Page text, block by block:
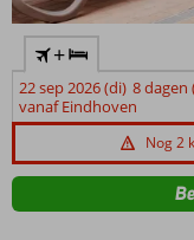
+
22 sep 2026 (di) 8 dagen
vanaf Eindhoven
Nog 2